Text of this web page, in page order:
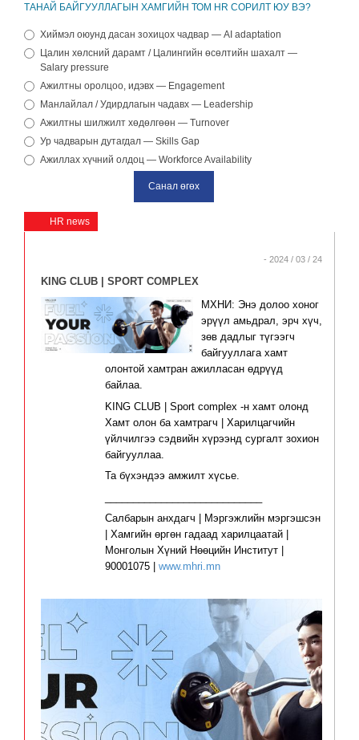
ТАНАЙ БАЙГУУЛЛАГЫН ХАМГИЙН ТОМ HR СОРИЛТ ЮУ ВЭ?
Хиймэл оюунд дасан зохицох чадвар — AI adaptation
Цалин хөлсний дарамт / Цалингийн өсөлтийн шахалт —
Salary pressure
Ажилтны оролцоо, идэвх — Engagement
Манлайлал / Удирдлагын чадавх — Leadership
Ажилтны шилжилт хөдөлгөөн — Turnover
Ур чадварын дутагдал — Skills Gap
Ажиллах хүчний олдоц — Workforce Availability
HR news
- 2024 / 03 / 24
KING CLUB | SPORT COMPLEX
МХНИ: Энэ долоо хоног
эрүүл амьдрал, эрч хүч,
зөв дадлыг түгээгч
байгууллага хамт
олонтой хамтран ажилласан өдрүүд
байлаа.
KING CLUB | Sport complex -н хамт олонд
Хамт олон ба хамтрагч | Харилцагчийн
үйлчилгээ сэдвийн хүрээнд сургалт зохион
байгууллаа.
Та бүхэндээ амжилт хүсье.
Салбарын анхдагч | Мэргэжлийн мэргэшсэн
| Хамгийн өргөн гадаад харилцаатай |
Монголын Хүний Нөөцийн Институт |
90001075 | www.mhri.mn